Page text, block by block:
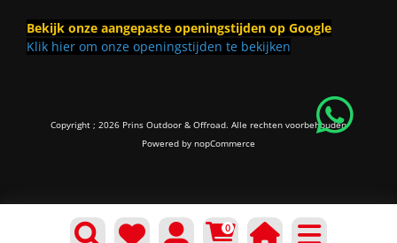
0
Bekijk onze aangepaste openingstijden op Google
Klik hier om onze openingstijden te bekijken
Copyright ; 2026 Prins Outdoor & Offroad. Alle rechten voorbehouden
Powered by nopCommerce